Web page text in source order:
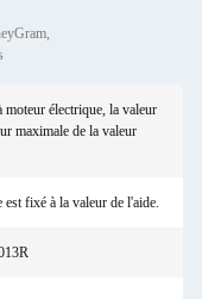
moteur électrique, la valeur
maximale de la valeur
est fixé à la valeur de l'aide.